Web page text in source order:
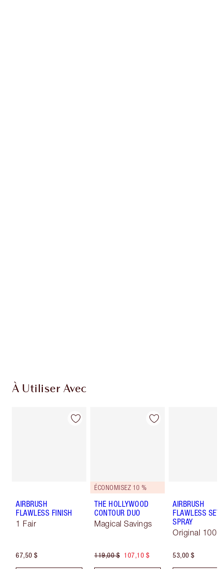
À Utiliser Avec
AIRBRUSH
FLAWLESS FINISH
1 Fair
67,50 $
ÉCONOMISEZ 10 %
THE HOLLYWOOD
CONTOUR DUO
Magical Savings
119,00 $ 107,10 $
AIRBRUSH
FLAWLESS
SPRAY
Original 100
53,00 $